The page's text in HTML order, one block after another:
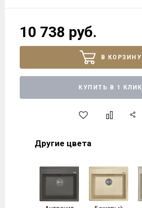
10 738 руб.
В КОРЗИНУ
КУПИТЬ В 1 КЛИК
Другие цвета